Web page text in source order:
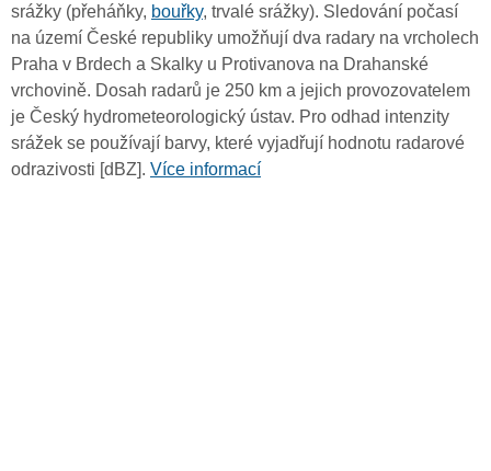
srážky (přeháňky, bouřky, trvalé srážky). Sledování počasí
na území České republiky umožňují dva radary na vrcholech
Praha v Brdech a Skalky u Protivanova na Drahanské
vrchovině. Dosah radarů je 250 km a jejich provozovatelem
je Český hydrometeorologický ústav. Pro odhad intenzity
srážek se používají barvy, které vyjadřují hodnotu radarové
odrazivosti [dBZ]. Více informací